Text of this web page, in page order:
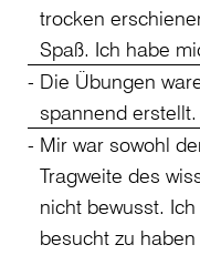
trocken
Spaß. Ich habe
Die Übungen
spannend erstellt.
Mir war sowohl
Tragweite des
nicht bewusst.
besucht zu